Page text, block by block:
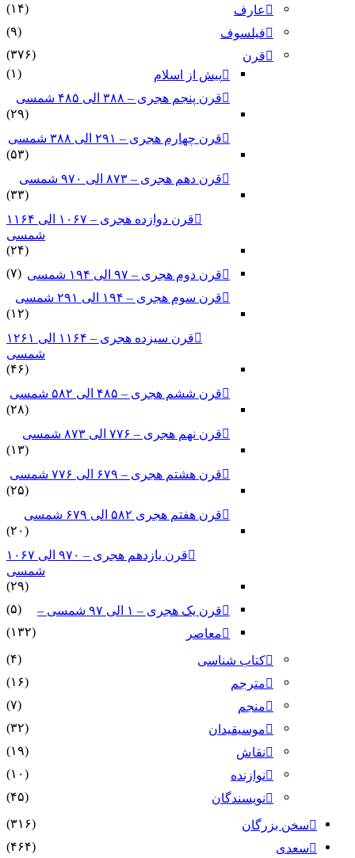
عارف
(۱۴)
فیلسوف
(۹)
قرن
(۳۷۶)
پیش از اسلام
(۱)
قرن پنجم هجری – ۳۸۸ الی ۴۸۵ شمسی
(۲۹)
قرن چهارم هجری – ۲۹۱ الی ۳۸۸ شمسی
(۵۳)
قرن دهم هجری – ۸۷۳ الی ۹۷۰ شمسی
(۳۳)
قرن دوازده هجری – ۱۰۶۷ الی ۱۱۶۴
شمسی
(۲۴)
قرن دوم هجری – ۹۷ الی ۱۹۴ شمسی
(۷)
قرن سوم هجری – ۱۹۴ الی ۲۹۱ شمسی
(۱۲)
قرن سیزده هجری – ۱۱۶۴ الی ۱۲۶۱
شمسی
(۴۶)
قرن ششم هجری – ۴۸۵ الی ۵۸۲ شمسی
(۲۸)
قرن نهم هجری – ۷۷۶ الی ۸۷۳ شمسی
(۱۳)
قرن هشتم هجری – ۶۷۹ الی ۷۷۶ شمسی
(۲۵)
قرن هفتم هجری ۵۸۲ الی ۶۷۹ شمسی
(۲۰)
قرن یازدهم هجری – ۹۷۰ الی ۱۰۶۷
شمسی
(۲۹)
قرن یک هجری – ۱ الی ۹۷ شمسی –
(۵)
معاصر
(۱۳۲)
کتاب شناسی
(۴)
مترجم
(۱۶)
منجم
(۷)
موسیقیدان
(۳۲)
نقاش
(۱۹)
نوازنده
(۱۰)
نویسندگان
(۴۵)
سخن بزرگان
(۳۱۶)
سعدی
(۴۶۴)